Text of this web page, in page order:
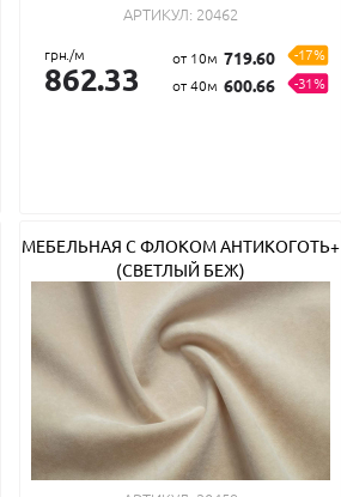
АРТИКУЛ: 20462
грн./м
862.33
от 10м 719.60
-17%
от 40м 600.66 -31%
МЕБЕЛЬНАЯ С ФЛОКОМ АНТИКОГОТЬ+
(СВЕТЛЫЙ БЕЖ)